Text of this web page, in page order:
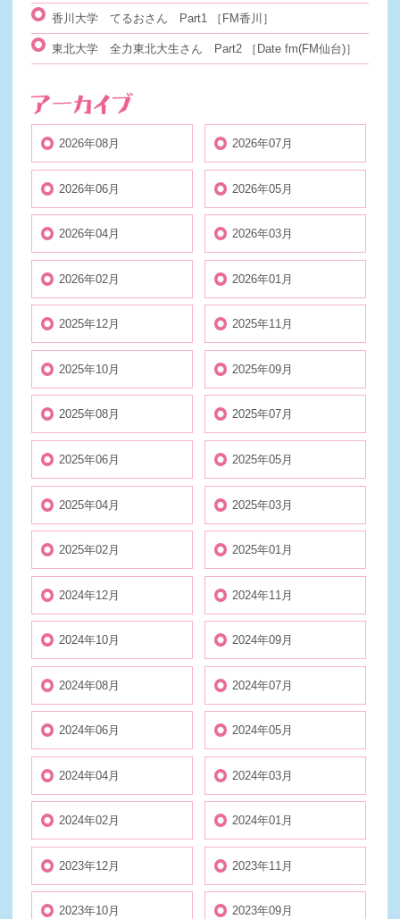
香川大学 てるおさん Part1 ［FM香川］
東北大学 全力東北大生さん Part2 ［Date fm(FM仙台)］
2026年08月 2026年07月
2026年06月 2026年05月
2026年04月 2026年03月
2026年02月 2026年01月
2025年12月 2025年11月
2025年10月 2025年09月
2025年08月 2025年07月
2025年06月 2025年05月
2025年04月 2025年03月
2025年02月 2025年01月
2024年12月 2024年11月
2024年10月 2024年09月
2024年08月 2024年07月
2024年06月 2024年05月
2024年04月 2024年03月
2024年02月 2024年01月
2023年12月 2023年11月
2023年10月 2023年09月